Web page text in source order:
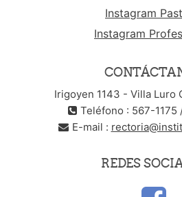
Instagram
Instagram
Irigoyen 1143 - Villa Luro
Teléfono : 567-1175
E-mail :
REDES